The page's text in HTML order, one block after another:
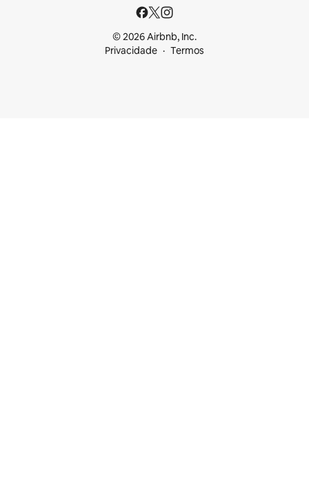
© 2026 Airbnb, Inc.
Privacidade
Termos